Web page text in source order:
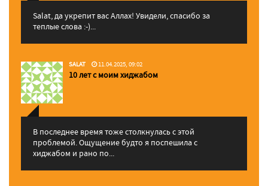
Salat, да укрепит вас Аллаx! Увидели, спасибо за
теплые слова :-)...
SALAT 11.04.2025, 09:02
10 лет с моим хиджабом
В последнее время тоже столкнулась с этой
проблемой. Ощущение будто я поспешила с
хиджабом и рано по...